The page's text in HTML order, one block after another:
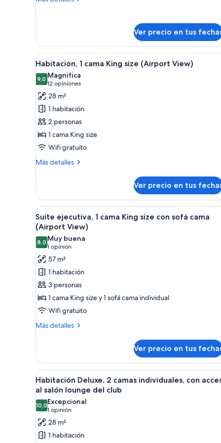
(Airport
View)
cama
King
size
sofá
cama
(Airport
View)
Ver precio en tus
Ver
todas
las
fotos
de
Habitación,
1
cama
King
size
Habitación de hotel con una
6
Habitación, 1 cama King size (Airport View)
9,09,0 de 10
Magnífica
12 opiniones
(12
opiniones)
28 m²
1 habitación
2 personas
1 cama King size
Wifi gratuito
Más detalles
Más
1
cama
King
size
(Airport
View)
Ver precio en tus
Ver
todas
las
fotos
de
Suite
ejecutiva,
1
cama
King
size
cama
(Airport
View)
Una habitación de hotel
5
Suite ejecutiva, 1 cama King size con sofá cama
(Airport View)
8,08,0 de 10
Muy buena
1 opinión
(1
opinión)
57 m²
1 habitación
3 personas
1 cama King size y 1 sofá cama individual
Wifi gratuito
Más detalles
Más
ejecutiva,
cama
King
con
sofá
cama
(Airport
View)
Ver precio en tus
Ver
todas
las
fotos
de
Habitación
Habitación de hotel con dos
4
Habitación Deluxe, 2 camas individuales, con
al salón lounge del club
10,010,0 de 10
Excepcional
1 opinión
(1
opinión)
28 m²
1 habitación